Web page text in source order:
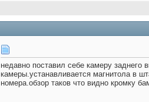
недавно поставил себе камеру
камеры.устанавливается магнитола в
номера.обзор таков что видно кромку